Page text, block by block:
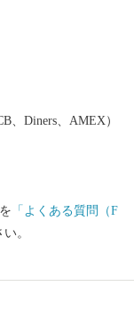
が形成されていま
にふさわしい国際
。
、Diners、AMEX）
「よくある質問（F
。